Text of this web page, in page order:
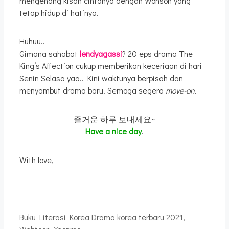
tetap hidup di hatinya.
Huhuu..
Gimana sahabat lendyagassi? 20 eps drama The
King’s Affection cukup memberikan keceriaan di hari
Senin Selasa yaa.. Kini waktunya berpisah dan
menyambut drama baru. Semoga segera move-on.
즐거운 하루 보내세요~
Have a nice day.
With love,
Kategori
Buku Literasi Korea Tag
Drama korea terbaru 2021,